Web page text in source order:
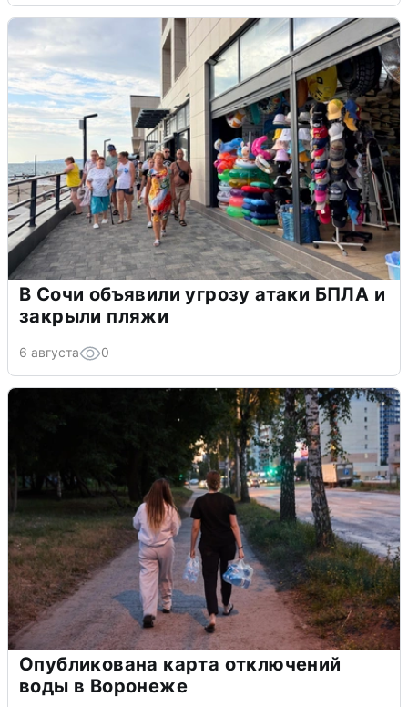
В Сочи объявили угрозу атаки БПЛА и
закрыли пляжи
6 августа 0
Опубликована карта отключений
воды в Воронеже